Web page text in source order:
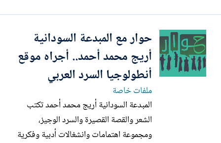
الشاعر الحقيقي هو من يعيد صياغة الفوضى
ليرتّب بها العالم، ولأنّ المحبّة الحقيقية للأنثى
هي من تحترم عمق...
حوار مع المبدعة السودانية
أريج محمد أحمد.. أجراه موقع
أنطولوجيا السرد العربي
ملفات خاصة
المبدعة السودانية أريج محمد أحمد تكتب
الشعر والقصة القصيرة والسرد الوجيز،
ومجموعة اهتمامات وانشغالات أدبية وفكرية